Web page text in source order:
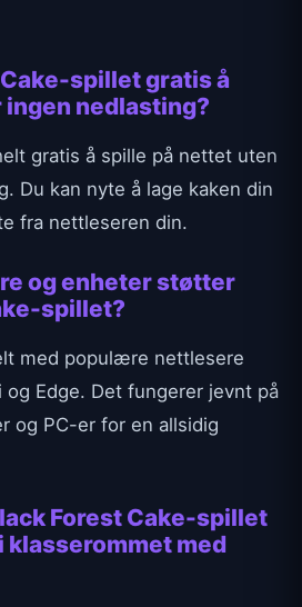
spillet gratis å
nedlasting?
gratis å spille på nettet uten
Du kan nyte å lage kaken din
fra nettleseren din.
og enheter støtter
spillet?
med populære nettlesere
og Edge. Det fungerer jevnt på
og PC-er for en allsidig
Forest Cake-spillet
klasserommet med